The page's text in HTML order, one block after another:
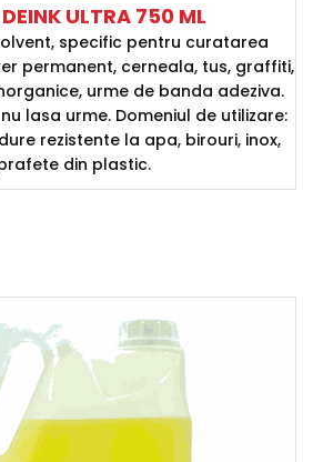
ULTRA 750 ML
specific pentru curatarea
permanent, cerneala, tus, graffiti,
urme de banda adeziva.
lasa urme. Domeniul de utilizare:
rezistente la apa, birouri, inox,
din plastic.